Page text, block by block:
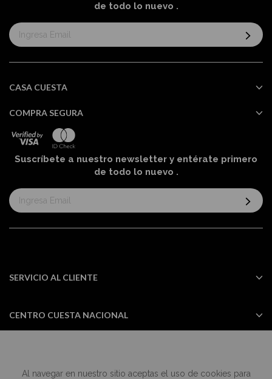
Al navegar en nuestro sitio aceptas el uso de cookies para
de todo lo nuevo .
Suscríbase
al
informativo:
CASA CUESTA
COMPRA SEGURA
Suscríbete a nuestro newsletter y entérate primero
de todo lo nuevo .
Suscríbase
al
informativo:
SERVICIO AL CLIENTE
CENTRO CUESTA NACIONAL